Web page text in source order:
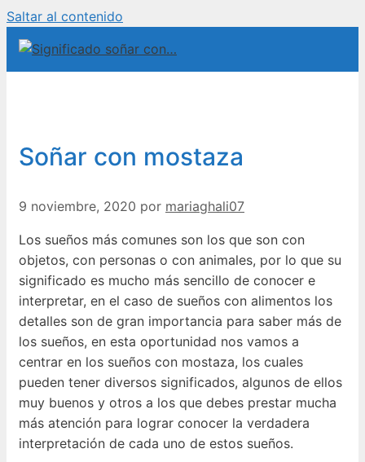
Saltar al contenido
Soñar con mostaza
9 noviembre, 2020 por mariaghali07
Los sueños más comunes son los que son con
objetos, con personas o con animales, por lo que su
significado es mucho más sencillo de conocer e
interpretar, en el caso de sueños con alimentos los
detalles son de gran importancia para saber más de
los sueños, en esta oportunidad nos vamos a
centrar en los sueños con mostaza, los cuales
pueden tener diversos significados, algunos de ellos
muy buenos y otros a los que debes prestar mucha
más atención para lograr conocer la verdadera
interpretación de cada uno de estos sueños.